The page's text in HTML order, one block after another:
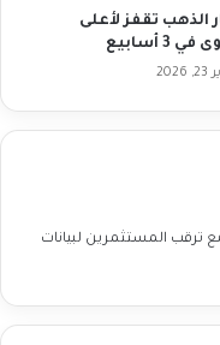
الذهب تقفز لأعلى
3 أسابيع
ترقب المستثمرين لبيانات